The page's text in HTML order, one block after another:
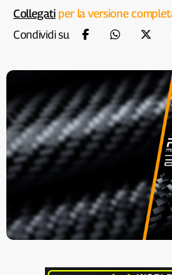
Collegati per la versione
Condividi su